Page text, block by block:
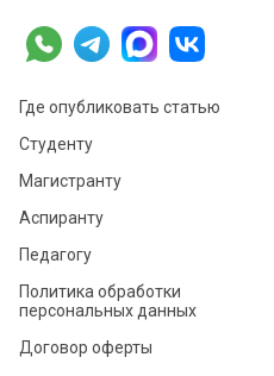
Где опубликовать статью
Студенту
Магистранту
Аспиранту
Педагогу
Политика обработки
персональных данных
Договор оферты